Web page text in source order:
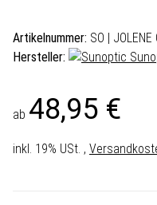
Artikelnummer: SO | JOLENE
Hersteller:
ab 48,95 €
inkl. 19% USt. ,